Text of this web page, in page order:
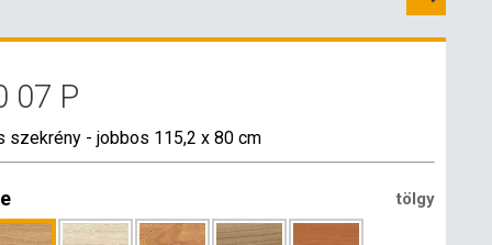
07 P
szekrény - jobbos 115,2 x 80 cm
tölgy